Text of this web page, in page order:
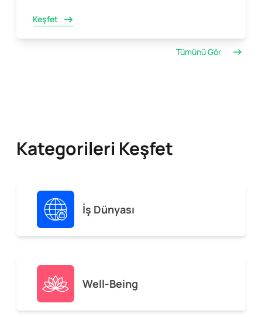
Keşfet
Tümünü Gör
Kategorileri Keşfet
İş Dünyası
Well-Being